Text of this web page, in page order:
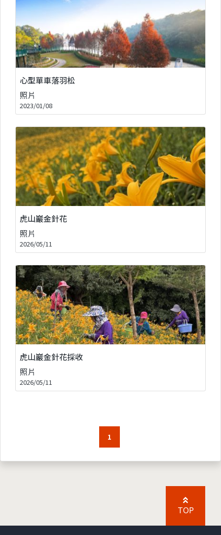
心型單車落羽松
照片
2023/01/08
虎山巖金針花
照片
2026/05/11
虎山巖金針花採收
照片
2026/05/11
1
TOP